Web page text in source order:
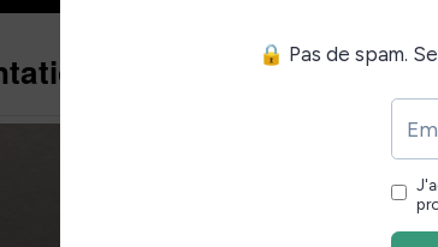
de la liseuse